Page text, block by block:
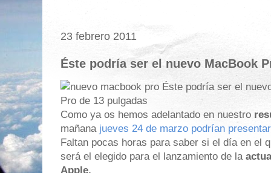
23 febrero 2011
Éste podría ser el nuevo MacBook
Como ya os hemos adelantado en nuestro
mañanajueves 24 de marzo podrían
Faltan pocas horas para saber si el día en el
será el elegido para el lanzamiento de la
Apple.